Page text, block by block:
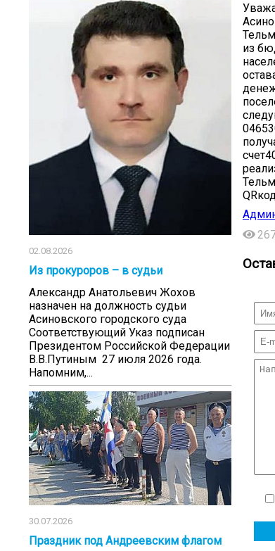
02.08.2026
Из прокуроров – в судьи
Александр Анатольевич Жохов
назначен на должность судьи
Асиновского городского суда
Соответствующий Указ подписан
Президентом Российской Федерации
В.В.Путиным 27 июля 2026 года.
Напомним,...
30.07.2026
Праздник под Андреевским флагом
из